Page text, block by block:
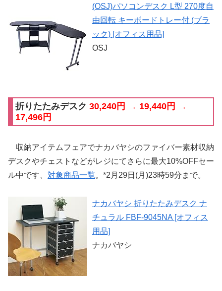
(OSJ)パソコンデスク L型 270度自
由回転 キーボードトレー付 (ブラ
ック) [オフィス用品]
OSJ
折りたたみデスク 30,240円 → 19,440円 →
17,496円
収納アイテムフェアでナカバヤシのファイバー素材収納
デスクやチェストなどがレジにてさらに最大10%OFFセー
ル中です、 対象商品一覧。*2月29日(月)23時59分まで。
ナカバヤシ 折りたたみデスク ナ
チュラル FBF-9045NA [オフィス
用品]
ナカバヤシ